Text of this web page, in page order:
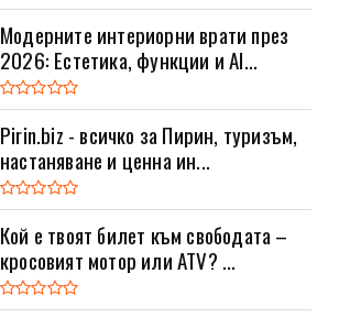
Модерните интериорни врати през
2026: Естетика, функции и AI...
Pirin.biz - всичко за Пирин, туризъм,
настаняване и ценна ин...
Кой е твоят билет към свободата –
кросовият мотор или ATV? ...